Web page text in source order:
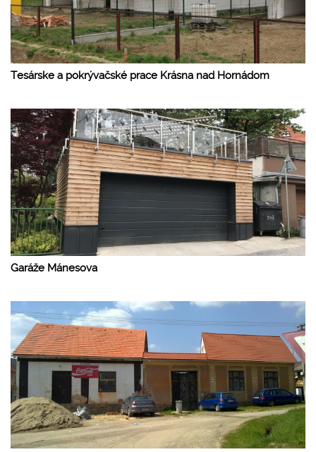
Tesárske a pokrývačské prace Krásna nad Hornádom
Garáže Mánesova